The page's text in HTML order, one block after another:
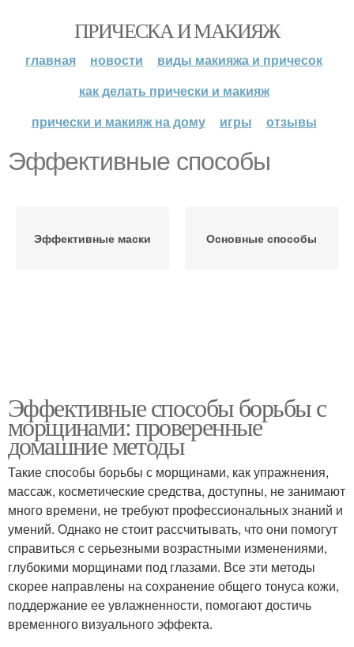
ПРИЧЕСКА И МАКИЯЖ
главная новости
виды макияжа и причесок
как делать прически и макияж
прически и макияж на дому
игры отзывы
Эффективные способы
Эффективные маски Основные способы
Эффективные способы борьбы с
морщинами: проверенные
домашние методы
Такие способы борьбы с морщинами, как упражнения,
массаж, косметические средства, доступны, не занимают
много времени, не требуют профессиональных знаний и
умений. Однако не стоит рассчитывать, что они помогут
справиться с серьезными возрастными изменениями,
глубокими морщинами под глазами. Все эти методы
скорее направлены на сохранение общего тонуса кожи,
поддержание ее увлажненности, помогают достичь
временного визуального эффекта.